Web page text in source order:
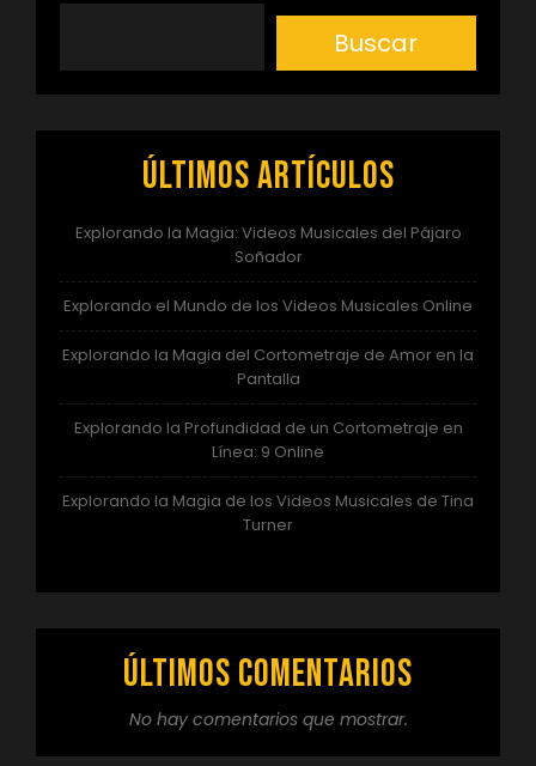
Buscar
Últimos artículos
Explorando la Magia: Videos Musicales del Pájaro
Soñador
Explorando el Mundo de los Videos Musicales Online
Explorando la Magia del Cortometraje de Amor en la
Pantalla
Explorando la Profundidad de un Cortometraje en
Línea: 9 Online
Explorando la Magia de los Videos Musicales de Tina
Turner
Últimos comentarios
No hay comentarios que mostrar.